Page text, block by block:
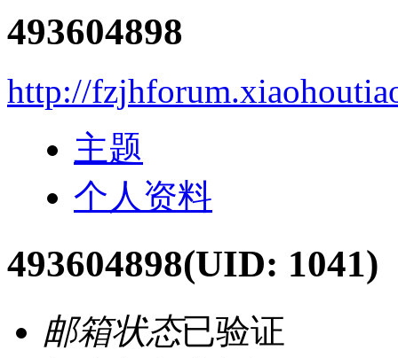
493604898
http://
主题
个人资料
493604898(UID: 1041)
邮箱状态已验证